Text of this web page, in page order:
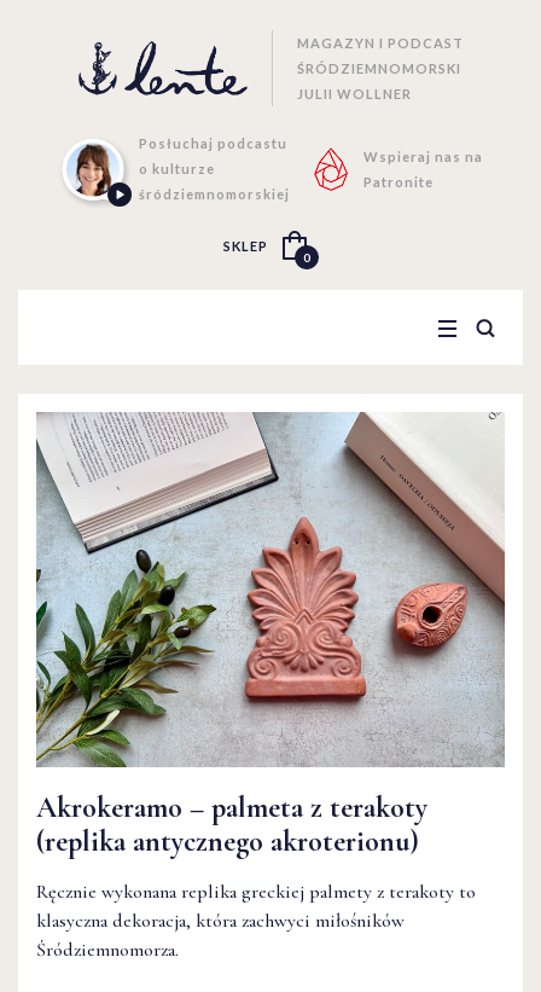
MAGAZYN I PODCAST
ŚRÓDZIEMNOMORSKI
JULII WOLLNER
Posłuchaj podcastu
o kulturze
śródziemnomorskiej
Wspieraj nas na
Patronite
SKLEP
0
Akrokeramo – palmeta z terakoty
(replika antycznego akroterionu)
Ręcznie wykonana replika greckiej palmety z terakoty to
klasyczna dekoracja, która zachwyci miłośników
Śródziemnomorza.